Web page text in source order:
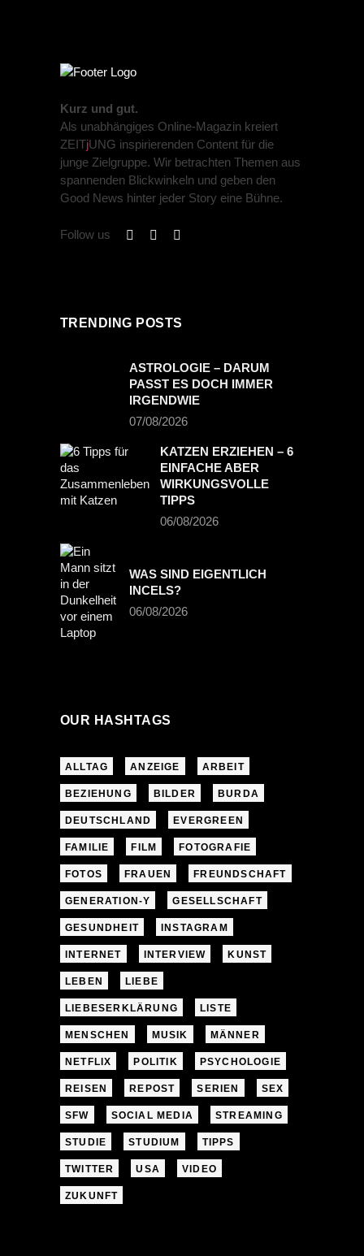
Kurz und gut.
Als unabhängiges Online-Magazin kreiert
ZEITjUNG inspirierenden Content für die
junge Zielgruppe. Wir betrachten Themen aus
spannenden Blickwinkeln und geben den
Good News hinter jeder Story eine Bühne.
Follow us
TRENDING POSTS
ASTROLOGIE – DARUM
PASST ES DOCH IMMER
IRGENDWIE
07/08/2026
KATZEN ERZIEHEN – 6
EINFACHE ABER
WIRKUNGSVOLLE
TIPPS
06/08/2026
WAS SIND EIGENTLICH
INCELS?
06/08/2026
OUR HASHTAGS
ALLTAG ANZEIGE ARBEIT
BEZIEHUNG BILDER BURDA
DEUTSCHLAND EVERGREEN
FAMILIE FILM FOTOGRAFIE
FOTOS FRAUEN FREUNDSCHAFT
GENERATION-Y GESELLSCHAFT
GESUNDHEIT INSTAGRAM
INTERNET INTERVIEW KUNST
LEBEN LIEBE
LIEBESERKLÄRUNG LISTE
MENSCHEN MUSIK MÄNNER
NETFLIX POLITIK PSYCHOLOGIE
REISEN REPOST SERIEN SEX
SFW SOCIAL MEDIA STREAMING
STUDIE STUDIUM TIPPS
TWITTER USA VIDEO
ZUKUNFT